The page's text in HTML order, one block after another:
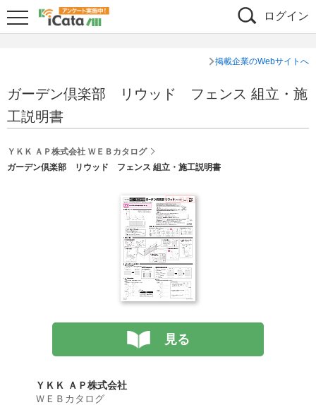
ログイン
掲載企業のWebサイトへ
ガーデン倶楽部 リウッド フェンス 組立・施
工説明書
ＹＫＫ ＡＰ株式会社 ＷＥＢカタログ
ガーデン倶楽部 リウッド フェンス 組立・施工説明書
見る
ＹＫＫ ＡＰ株式会社
ＷＥＢカタログ